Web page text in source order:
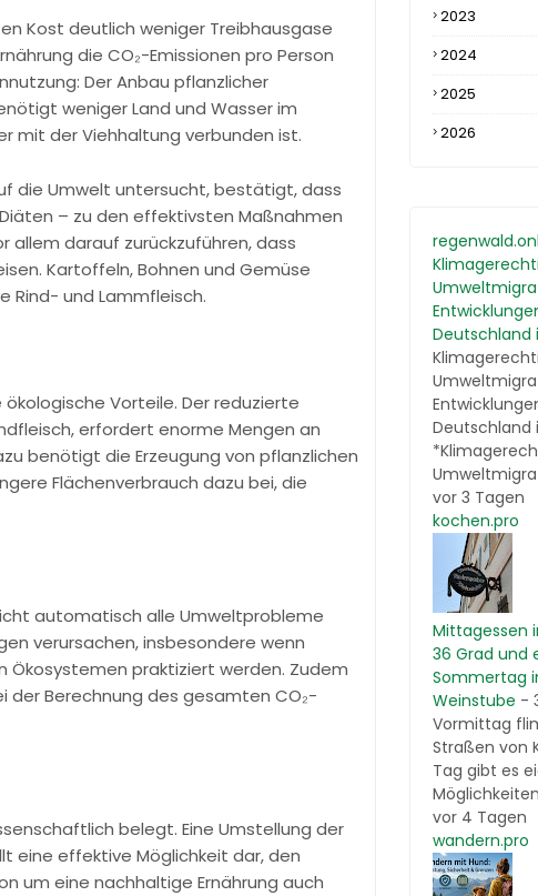
Kost deutlich weniger Treibhausgase
die CO₂-Emissionen pro Person
Der Anbau pflanzlicher
weniger Land und Wasser im
mit der Viehhaltung verbunden ist.
die Umwelt untersucht, bestätigt, dass
– zu den effektivsten Maßnahmen
allem darauf zurückzuführen, dass
Kartoffeln, Bohnen und Gemüse
Rind- und Lammfleisch.
Vorteile. Der reduzierte
erfordert enorme Mengen an
benötigt die Erzeugung von pflanzlichen
Flächenverbrauch dazu bei, die
automatisch alle Umweltprobleme
verursachen, insbesondere wenn
praktiziert werden. Zudem
der Berechnung des gesamten CO₂-
belegt. Eine Umstellung der
eine effektive Möglichkeit dar, den
um eine nachhaltige Ernährung auch
2023
2024
2025
2026
Deutschland
Deutschland
vor 3 Tagen
kochen.pro
Mittagessen
36 Grad und
Sommertag
Weinstube -
Vormittag
Straßen von
Tag gibt es
vor 4 Tagen
wandern.pro